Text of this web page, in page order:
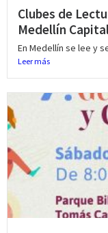
Clubes de
Medellín
En Medellín se lee y
Leer más